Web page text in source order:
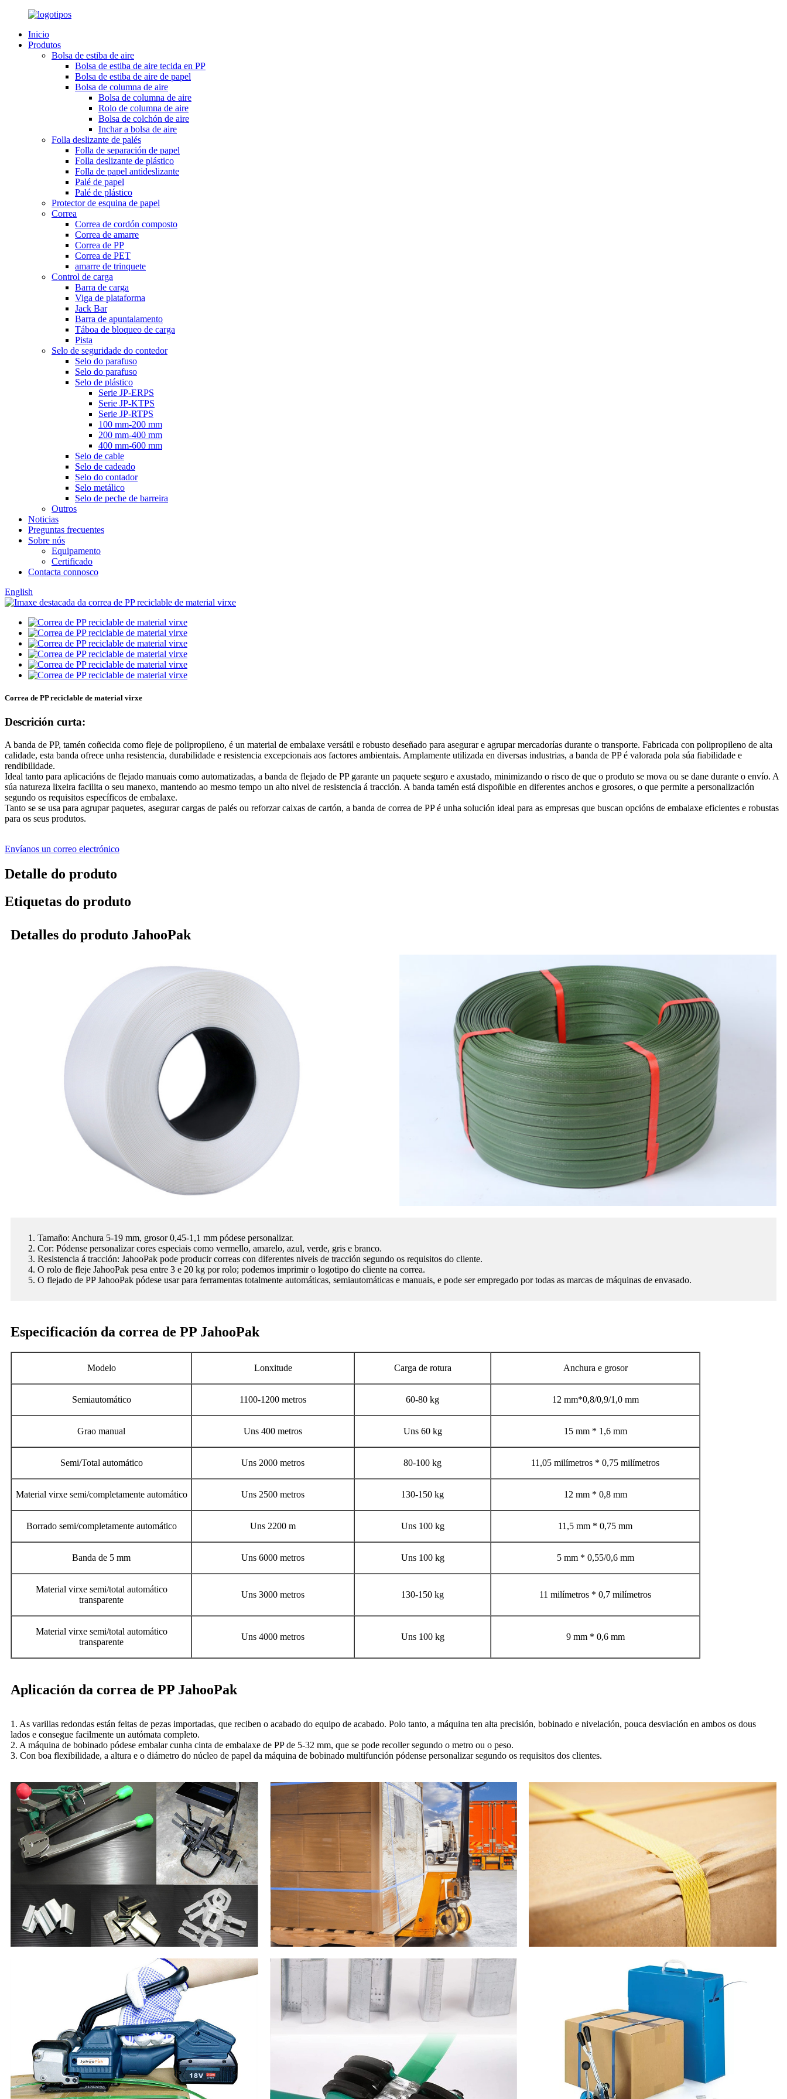
Inicio
Produtos
Bolsa de estiba de aire
Bolsa de estiba de aire tecida en PP
Bolsa de estiba de aire de papel
Bolsa de columna de aire
Bolsa de columna de aire
Rolo de columna de aire
Bolsa de colchón de aire
Inchar a bolsa de aire
Folla deslizante de palés
Folla de separación de papel
Folla deslizante de plástico
Folla de papel antideslizante
Palé de papel
Palé de plástico
Protector de esquina de papel
Correa
Correa de cordón composto
Correa de amarre
Correa de PP
Correa de PET
amarre de trinquete
Control de carga
Barra de carga
Viga de plataforma
Jack Bar
Barra de apuntalamento
Táboa de bloqueo de carga
Pista
Selo de seguridade do contedor
Selo do parafuso
Selo do parafuso
Selo de plástico
Serie JP-ERPS
Serie JP-KTPS
Serie JP-RTPS
100 mm-200 mm
200 mm-400 mm
400 mm-600 mm
Selo de cable
Selo de cadeado
Selo do contador
Selo metálico
Selo de peche de barreira
Outros
Noticias
Preguntas frecuentes
Sobre nós
Equipamento
Certificado
Contacta connosco
English
Correa de PP reciclable de material virxe
Descrición curta:
A banda de PP, tamén coñecida como fleje de polipropileno, é un material de embalaxe versátil e robusto deseñado para asegurar e agrupar mercadorías durante o transporte. Fabricada con polipropileno de alta
calidade, esta banda ofrece unha resistencia, durabilidade e resistencia excepcionais aos factores ambientais. Amplamente utilizada en diversas industrias, a banda de PP é valorada pola súa fiabilidade e
rendibilidade.
Ideal tanto para aplicacións de flejado manuais como automatizadas, a banda de flejado de PP garante un paquete seguro e axustado, minimizando o risco de que o produto se mova ou se dane durante o envío. A
súa natureza lixeira facilita o seu manexo, mantendo ao mesmo tempo un alto nivel de resistencia á tracción. A banda tamén está dispoñible en diferentes anchos e grosores, o que permite a personalización
segundo os requisitos específicos de embalaxe.
Tanto se se usa para agrupar paquetes, asegurar cargas de palés ou reforzar caixas de cartón, a banda de correa de PP é unha solución ideal para as empresas que buscan opcións de embalaxe eficientes e robustas
para os seus produtos.
Envíanos un correo electrónico
Detalle do produto
Etiquetas do produto
Detalles do produto JahooPak
1. Tamaño: Anchura 5-19 mm, grosor 0,45-1,1 mm pódese personalizar.
2. Cor: Pódense personalizar cores especiais como vermello, amarelo, azul, verde, gris e branco.
3. Resistencia á tracción: JahooPak pode producir correas con diferentes niveis de tracción segundo os requisitos do cliente.
4. O rolo de fleje JahooPak pesa entre 3 e 20 kg por rolo; podemos imprimir o logotipo do cliente na correa.
5. O flejado de PP JahooPak pódese usar para ferramentas totalmente automáticas, semiautomáticas e manuais, e pode ser empregado por todas as marcas de máquinas de envasado.
Especificación da correa de PP JahooPak
Modelo Lonxitude Carga de rotura Anchura e grosor
Semiautomático 1100-1200 metros 60-80 kg 12 mm*0,8/0,9/1,0 mm
Grao manual Uns 400 metros Uns 60 kg 15 mm * 1,6 mm
Semi/Total automático Uns 2000 metros 80-100 kg 11,05 milímetros * 0,75 milímetros
Material virxe semi/completamente automático Uns 2500 metros 130-150 kg 12 mm * 0,8 mm
Borrado semi/completamente automático Uns 2200 m Uns 100 kg 11,5 mm * 0,75 mm
Banda de 5 mm Uns 6000 metros Uns 100 kg 5 mm * 0,55/0,6 mm
Material virxe semi/total automático
transparente
Uns 3000 metros 130-150 kg 11 milímetros * 0,7 milímetros
Material virxe semi/total automático
transparente
Uns 4000 metros Uns 100 kg 9 mm * 0,6 mm
Aplicación da correa de PP JahooPak
1. As varillas redondas están feitas de pezas importadas, que reciben o acabado do equipo de acabado. Polo tanto, a máquina ten alta precisión, bobinado e nivelación, pouca desviación en ambos os dous
lados e consegue facilmente un autómata completo.
2. A máquina de bobinado pódese embalar cunha cinta de embalaxe de PP de 5-32 mm, que se pode recoller segundo o metro ou o peso.
3. Con boa flexibilidade, a altura e o diámetro do núcleo de papel da máquina de bobinado multifunción pódense personalizar segundo os requisitos dos clientes.